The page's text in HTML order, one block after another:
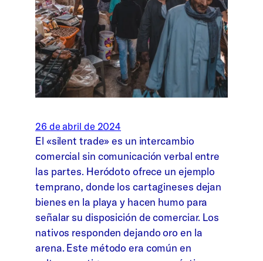
26 de abril de 2024
El «silent trade» es un intercambio
comercial sin comunicación verbal entre
las partes. Heródoto ofrece un ejemplo
temprano, donde los cartagineses dejan
bienes en la playa y hacen humo para
señalar su disposición de comerciar. Los
nativos responden dejando oro en la
arena. Este método era común en